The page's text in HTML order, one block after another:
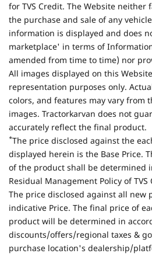
for TVS Credit. The Website
the purchase and sale of any
information is displayed and does
marketplace' in terms of
amended from time to time) nor
All images displayed on this
representation purposes only.
colors, and features may vary from
images. Tractorkarvan does not
accurately reflect the final product.
*The price disclosed against the
displayed herein is the Base Price.
of the product shall be determined
Residual Management Policy of
The price disclosed against all new
indicative Price. The final price of
product will be determined in
discounts/offers/regional taxes &
purchase location's dealership/